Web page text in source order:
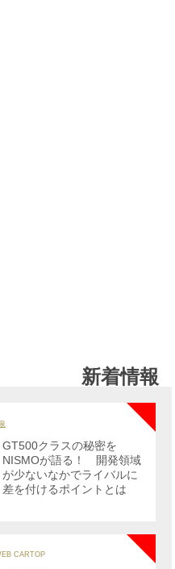
新着情報
NEW
GT500クラスの秘密を
NISMOが語る！ 開発領域
が少ないなかでライバルに
差を付けるポイントとは
CARTOP